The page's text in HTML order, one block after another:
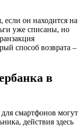
если он находится на
уже списаны, но
способ возврата –
в
смартфонов могут
действия здесь